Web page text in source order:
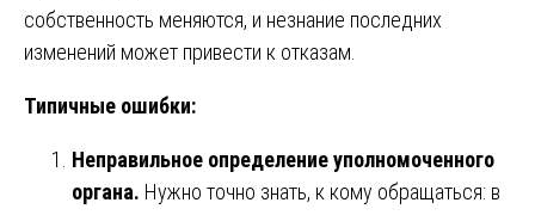
собственность меняются, и незнание последних
изменений может привести к отказам.
Типичные ошибки:
Неправильное определение уполномоченного
органа. Нужно точно знать, к кому обращаться: в